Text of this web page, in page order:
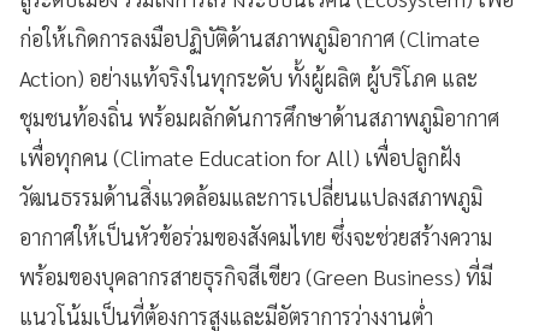
ก่อให้เกิดการลงมือปฏิบัติด้านสภาพภูมิอากาศ (Climate
Action) อย่างแท้จริงในทุกระดับ ทั้งผู้ผลิต ผู้บริโภค และ
ชุมชนท้องถิ่น พร้อมผลักดันการศึกษาด้านสภาพภูมิอากาศ
เพื่อทุกคน (Climate Education for All) เพื่อปลูกฝัง
วัฒนธรรมด้านสิ่งแวดล้อมและการเปลี่ยนแปลงสภาพภูมิ
อากาศให้เป็นหัวข้อร่วมของสังคมไทย ซึ่งจะช่วยสร้างความ
พร้อมของบุคลากรสายธุรกิจสีเขียว (Green Business) ที่มี
แนวโน้มเป็นที่ต้องการสูงและมีอัตราการว่างงานต่ำ